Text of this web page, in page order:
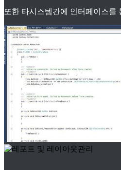
또한 타시스템간에 인터페이스를